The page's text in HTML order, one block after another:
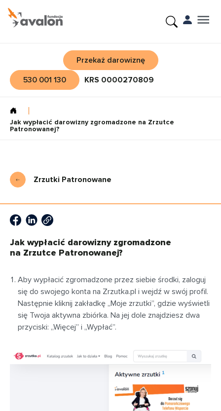
Przekaż darowiznę
530 001 130
KRS 0000270809
Jak wypłacić darowizny zgromadzone na Zrzutce
Patronowanej?
Zrzutki Patronowane
Jak wypłacić darowizny zgromadzone
na Zrzutce Patronowanej?
Aby wypłacić zgromadzone przez siebie środki, zaloguj
się do swojego konta na Zrzutka.pl i wejdź w swój profil.
Następnie kliknij zakładkę „Moje zrzutki”, gdzie wyświetli
się Twoja aktywna zbiórka. Na jej dole znajdziesz dwa
przyciski: „Więcej” i „Wypłać”.